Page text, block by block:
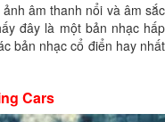
âm thanh nổi và âm sắc
đây là một bản nhạc hấp
bản nhạc cổ điển hay nhất
Cars